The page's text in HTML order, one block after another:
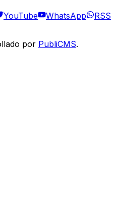
YouTube WhatsApp RSS
por PubliCMS.